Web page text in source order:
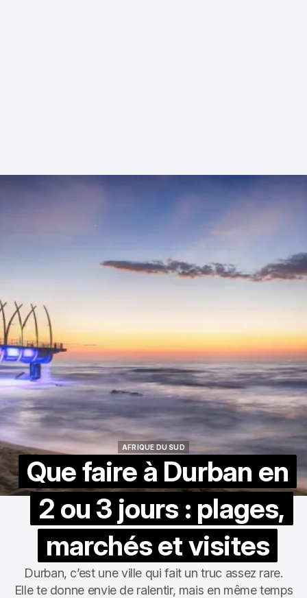
AFRIQUE DU SUD
Que faire à Durban en
2 ou 3 jours : plages,
marchés et visites
Durban, c’est une ville qui fait un truc assez rare.
Elle te donne envie de ralentir, mais en même temps